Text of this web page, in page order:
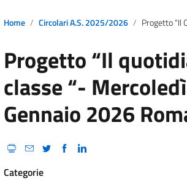
Home Circolari A.S. 2025/2026 Progetto “Il Quotidiano In
Progetto “Il
classe “-
Gennaio 2026
Categorie